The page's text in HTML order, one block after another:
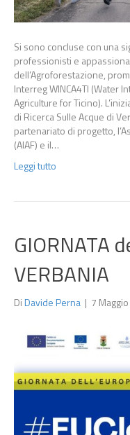
Si sono concluse con una
professionisti e
dell’Agroforestazione,
Interreg WINCA4TI (Water
Agriculture for Ticino).
di Ricerca Sulle Acque di
partenariato di progetto,
(AIAF) e il…
Leggi tutto
GIORNATA
VERBANIA
DiDavide Perna | 7